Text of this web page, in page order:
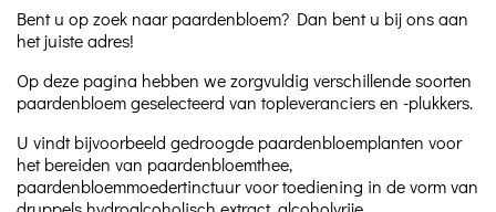
Bent u op zoek naar paardenbloem? Dan bent u bij ons aan
het juiste adres!
Op deze pagina hebben we zorgvuldig verschillende soorten
paardenbloem geselecteerd van topleveranciers en -plukkers.
U vindt bijvoorbeeld gedroogde paardenbloemplanten voor
het bereiden van paardenbloemthee,
paardenbloemmoedertinctuur voor toediening in de vorm van